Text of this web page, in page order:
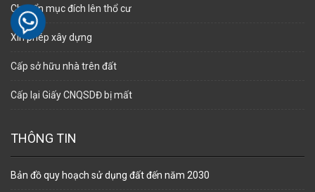
Chuyển mục đích lên thổ cư
Xin phép xây dựng
Cấp sở hữu nhà trên đất
Cấp lại Giấy CNQSDĐ bị mất
THÔNG TIN
Bản đồ quy hoạch sử dụng đất đến năm 2030